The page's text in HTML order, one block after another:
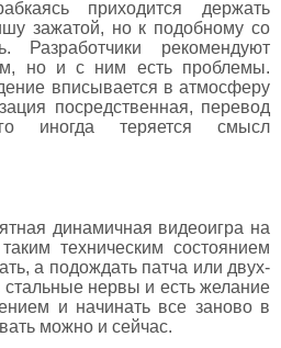
приходится держать
зажатой, но к подобному со
Разработчики рекомендуют
но и с ним есть проблемы.
вписывается в атмосферу
посредственная, перевод
иногда теряется смысл
динамичная видеоигра на
техническим состоянием
а подождать патча или двух-
стальные нервы и есть желание
и начинать все заново в
можно и сейчас.